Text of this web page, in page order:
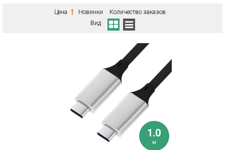
Цена Новинки
Количество заказов
Вид
1.0
м